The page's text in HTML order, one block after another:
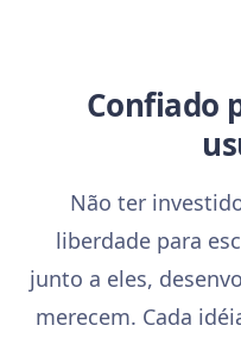
Confiado
Não ter
liberdade para
junto a eles,
merecem. Cada